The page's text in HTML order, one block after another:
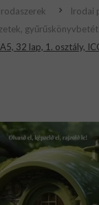
Irodaszerek
Irodai
32 lap, 1. osztály,